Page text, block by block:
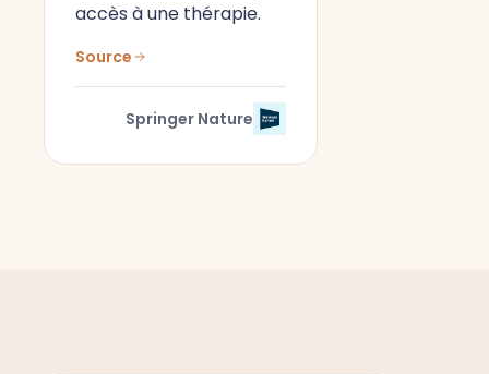
accès à une thérapie.
Source
Springer Nature